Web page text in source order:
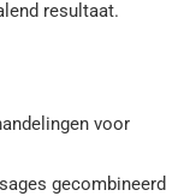
resultaat.
voor
gecombineerd